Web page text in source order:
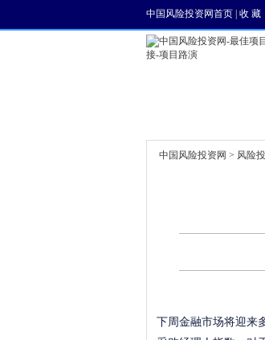
中国风险投资网首页 收 藏
中国风险投资网 > 风险
下周金融市场将迎来